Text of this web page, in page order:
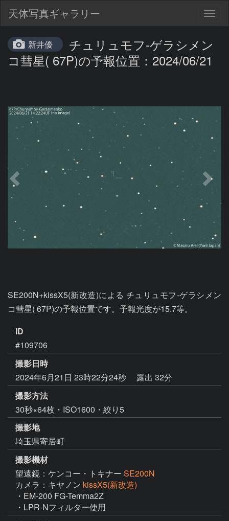
天体写真ギャラリー
新井優
チュリュモフ-ゲラシメン
コ彗星( 67P)の予報位置：2024/06/21
SE200N+kissX5(新改造)による チュリュモフ-ゲラシメン
コ彗星( 67P)の予報位置です。予報光度が15.7等。
ID
#109706
撮影日時
2024年6月21日 23時22分24秒
露出 32分
撮影方法
30秒×64枚・ISO1600・絞り5
撮影地
埼玉県寄居町
撮影機材
望遠鏡：ケンコー・トキナー SE200N
カメラ：キヤノン kissX5(新改造)
・EM-200 FG-Temma2Z
・LPR-Nフィルター使用